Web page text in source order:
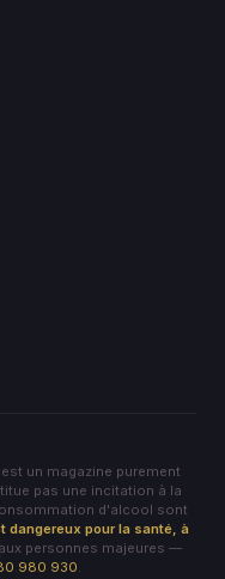
un magazine purement
pas une incitation à la
d'alcool sont
dangereux pour la santé, à
personnes majeures —
980 930